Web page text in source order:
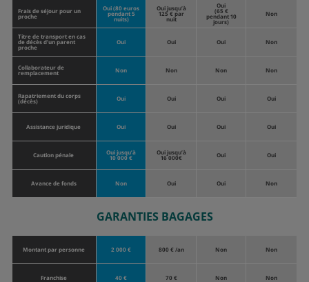
Frais de séjour pour un
proche
Oui (80 euros
pendant 5
nuits)
Oui jusqu’à
125 € par
nuit
Oui
(65 €
pendant 10
jours)
Non
Titre de transport en cas
de décès d’un parent
proche
Oui Oui Oui Non
Collaborateur de
remplacement Non Non Non Non
Rapatriement du corps
(décès) Oui Oui Oui Oui
Assistance juridique Oui Oui Oui Oui
Caution pénale Oui jusqu’à
10 000 €
Oui jusqu’à
16 000€ Oui Oui
Avance de fonds Non Oui Oui Non
GARANTIES BAGAGES
Montant par personne 2 000 € 800 € /an Non Non
Franchise 40 € 70 € Non Non